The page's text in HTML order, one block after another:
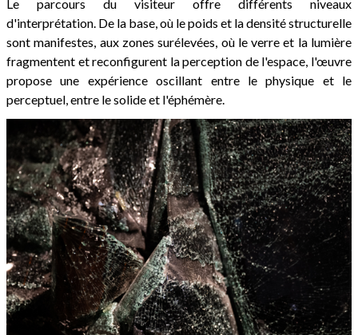
Le parcours du visiteur offre différents niveaux
d'interprétation. De la base, où le poids et la densité structurelle
sont manifestes, aux zones surélevées, où le verre et la lumière
fragmentent et reconfigurent la perception de l'espace, l'œuvre
propose une expérience oscillant entre le physique et le
perceptuel, entre le solide et l'éphémère.